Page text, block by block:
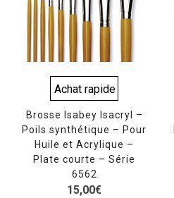
Achat rapide
Brosse Isabey Isacryl –
Poils synthétique – Pour
Huile et Acrylique –
Plate courte – Série
6562
15,00€